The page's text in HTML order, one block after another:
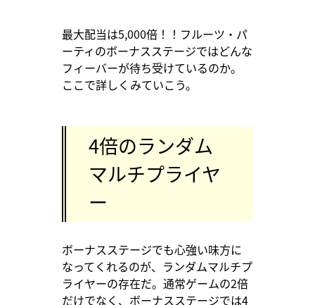
最大配当は5,000倍！！フルーツ・パ
ーティのボーナスステージではどんな
フィーバーが待ち受けているのか。
ここで詳しくみていこう。
4倍のランダム
マルチプライヤ
ー
ボーナスステージでも心強い味方に
なってくれるのが、ランダムマルチプ
ライヤーの存在だ。通常ゲームの2倍
だけでなく、ボーナスステージでは4